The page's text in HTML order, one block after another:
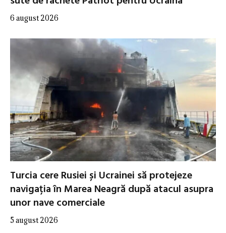
6 august 2026
Turcia cere Rusiei și Ucrainei să protejeze
navigația în Marea Neagră după atacul asupra
unor nave comerciale
5 august 2026